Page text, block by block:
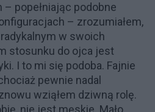
popełniając podobne
– zrozumiałem,
w swoich
stosunku do ojca jest
I to mi się podoba. Fajnie
pewnie nadal
wziąłem dziwną rolę.
nie jest męskie. Mało